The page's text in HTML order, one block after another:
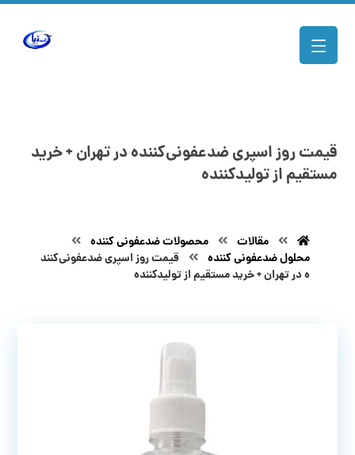
قیمت روز اسپری ضدعفونی‌کننده در تهران + خرید
مستقیم از تولیدکننده
مقالات
محصولات ضدعفونی کننده
محلول ضدعفونی کننده
قیمت روز اسپری ضدعفونی‌کنند
ه در تهران + خرید مستقیم از تولیدکننده